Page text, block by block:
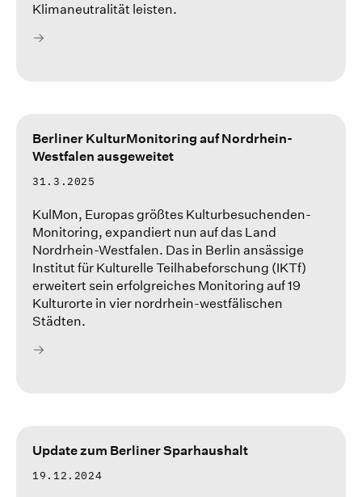
Klimaneutralität leisten.
Berliner KulturMonitoring auf Nordrhein-
Westfalen ausgeweitet
31.3.2025
KulMon, Europas größtes Kulturbesuchenden-
Monitoring, expandiert nun auf das Land
Nordrhein-Westfalen. Das in Berlin ansässige
Institut für Kulturelle Teilhabeforschung (IKTf)
erweitert sein erfolgreiches Monitoring auf 19
Kulturorte in vier nordrhein-westfälischen
Städten.
Update zum Berliner Sparhaushalt
19.12.2024